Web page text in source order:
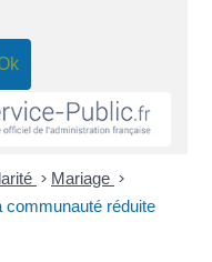
> Mariage >
communauté réduite